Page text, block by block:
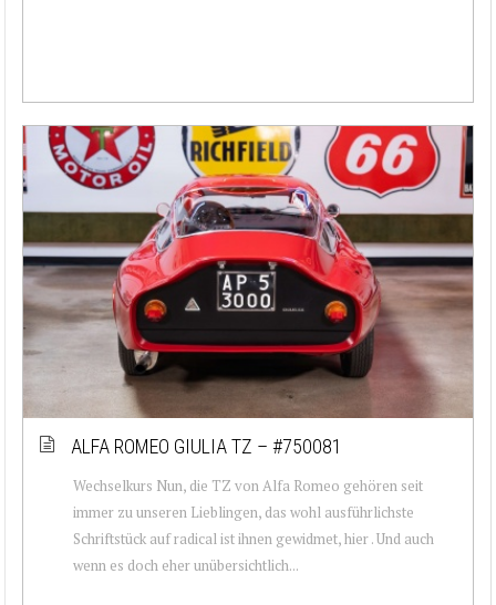
ALFA ROMEO GIULIA TZ – #750081
Wechselkurs Nun, die TZ von Alfa Romeo gehören seit
immer zu unseren Lieblingen, das wohl ausführlichste
Schriftstück auf radical ist ihnen gewidmet, hier . Und auch
wenn es doch eher unübersichtlich...